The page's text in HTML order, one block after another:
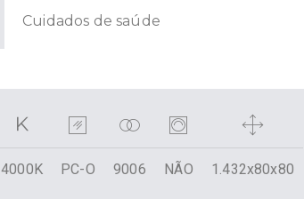
Cuidados de saúde
4000K PC-O 9006 NÃO 1.432x80x80